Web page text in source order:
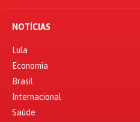
NOTÍCIAS
Lula
Economia
Brasil
Internacional
Saúde